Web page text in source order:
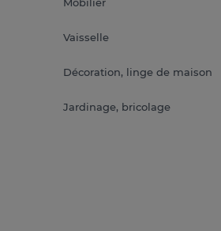
Vaisselle
Décoration, linge de maison
Jardinage, bricolage